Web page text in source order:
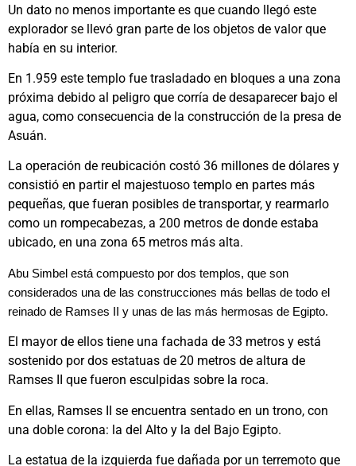
Un dato no menos importante es que cuando llegó este
explorador se llevó gran parte de los objetos de valor que
había en su interior.
En 1.959 este templo fue trasladado en bloques a una zona
próxima debido al peligro que corría de desaparecer bajo el
agua, como consecuencia de la construcción de la presa de
Asuán.
La operación de reubicación costó 36 millones de dólares y
consistió en partir el majestuoso templo en partes más
pequeñas, que fueran posibles de transportar, y rearmarlo
como un rompecabezas, a 200 metros de donde estaba
ubicado, en una zona 65 metros más alta.
Abu Simbel está compuesto por dos templos, que son
considerados una de las construcciones más bellas de todo el
reinado de Ramses II y unas de las más hermosas de Egipto.
El mayor de ellos tiene una fachada de 33 metros y está
sostenido por dos estatuas de 20 metros de altura de
Ramses II que fueron esculpidas sobre la roca.
En ellas, Ramses II se encuentra sentado en un trono, con
una doble corona: la del Alto y la del Bajo Egipto.
La estatua de la izquierda fue dañada por un terremoto que